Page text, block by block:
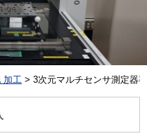
加工 3次元マルチセンサ測定器